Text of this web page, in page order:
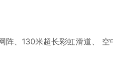
、130米超长彩虹滑道、 空